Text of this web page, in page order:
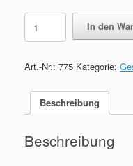
Gesetz
zur
Herstellung
Rechtseinheit
gesetzlichen
und
Unfallversicherung
In den
Art.-Nr.: 775 Kategorie:
Beschreibung
Beschreibung